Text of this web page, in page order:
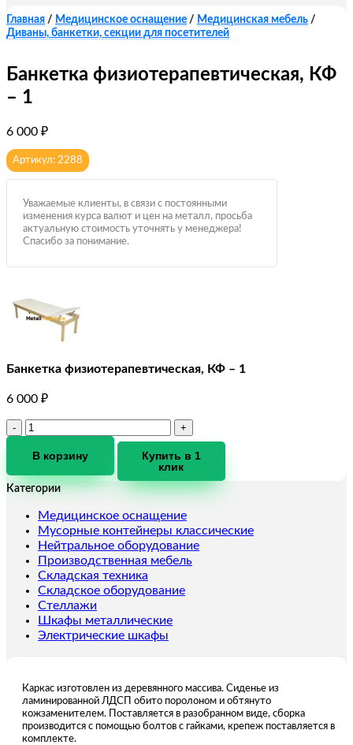
Главная / Медицинское оснащение / Медицинская мебель /
Диваны, банкетки, секции для посетителей
Банкетка физиотерапевтическая, КФ
– 1
6 000 ₽
Артикул: 2288
Уважаемые клиенты, в связи с постоянными
изменения курса валют и цен на металл, просьба
актуальную стоимость уточнять у менеджера!
Спасибо за понимание.
Банкетка физиотерапевтическая, КФ – 1
6 000 ₽
Количество
Банкетка
физиотерапевтическая,
КФ
1
В корзину
Купить в 1
клик
Категории
Медицинское оснащение
Мусорные контейнеры классические
Нейтральное оборудование
Производственная мебель
Складская техника
Складское оборудование
Стеллажи
Шкафы металлические
Электрические шкафы
Каркас изготовлен из деревянного массива. Сиденье из
ламинированной ЛДСП обито поролоном и обтянуто
кожзаменителем. Поставляется в разобранном виде, сборка
производится с помощью болтов с гайками, крепеж поставляется в
комплекте.